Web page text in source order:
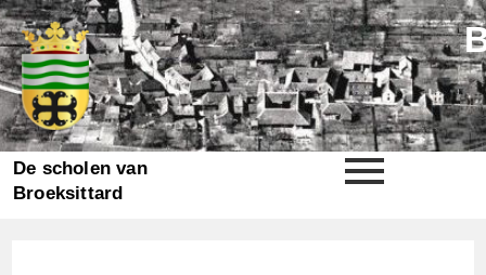
De scholen van
Broeksittard